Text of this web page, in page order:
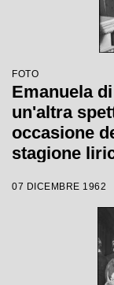
FOTO
Emanuela
un'altra
occasione
stagione
Gianandrea
Giorgio De
07 DICEMBRE 1962